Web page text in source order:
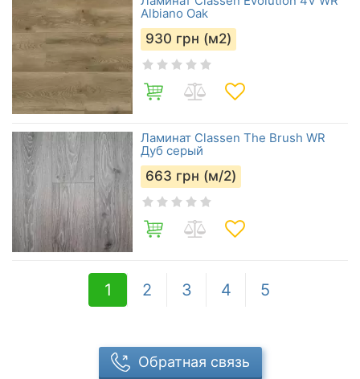
Albiano Oak
930 грн (м2)
Ламинат Classen The Brush WR
Дуб серый
663 грн (м/2)
1 2 3 4 5
Обратная связь